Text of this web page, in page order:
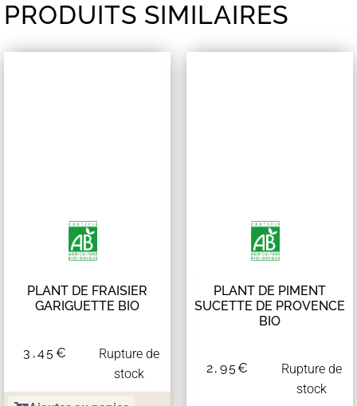
PRODUITS SIMILAIRES
PLANT DE FRAISIER
GARIGUETTE BIO
3,45€
Rupture de
stock
PLANT DE PIMENT
SUCETTE DE PROVENCE
BIO
2,95€
Rupture de
stock